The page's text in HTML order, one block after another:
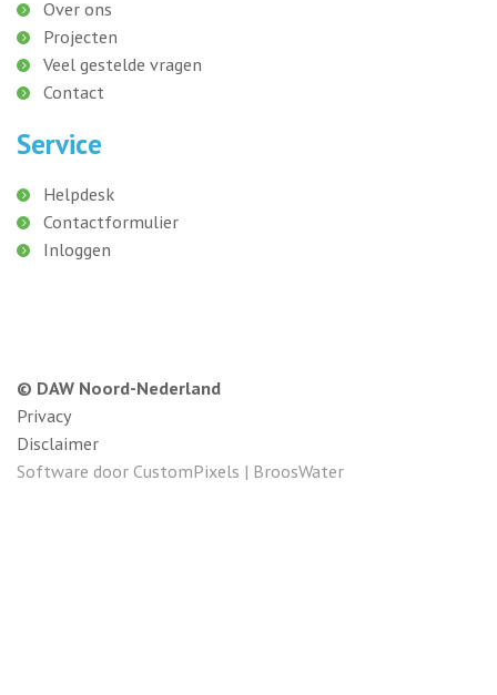
Over ons
Projecten
Veel gestelde vragen
Contact
Service
Helpdesk
Contactformulier
Inloggen
© DAW Noord-Nederland
Privacy
Disclaimer
Software door CustomPixels | BroosWater